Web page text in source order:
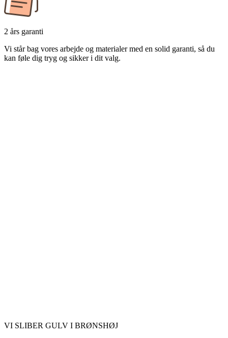
2 års garanti
Vi står bag vores arbejde og materialer med en solid garanti, så du
kan føle dig tryg og sikker i dit valg.
VI SLIBER GULV I BRØNSHØJ